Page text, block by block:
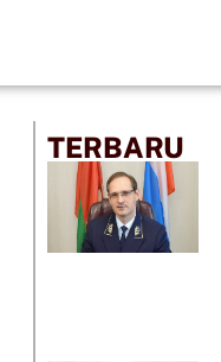
TERBARU